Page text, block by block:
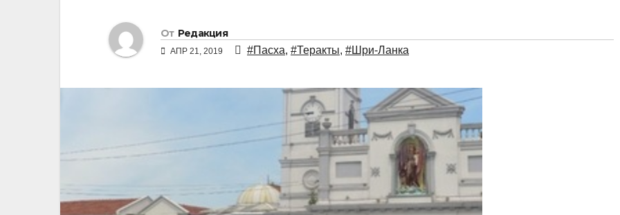
От Редакция
АПР 21, 2019 #Пасха, #Теракты, #Шри-Ланка